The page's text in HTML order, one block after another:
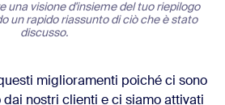
una visione d'insieme del tuo riepilogo
un rapido riassunto di ciò che è stato
discusso.
miglioramenti poiché ci sono
nostri clienti e ci siamo attivati